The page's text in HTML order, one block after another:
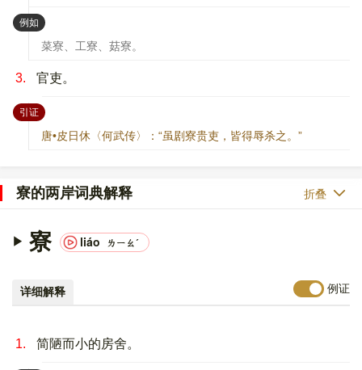
例如 ：
菜寮、工寮、菇寮。
3. 官吏。
引证：
唐•皮日休〈何武传〉：“虽剧寮贵吏，皆得辱杀之。”
寮的两岸词典解释 折叠
寮 liáo ㄌㄧㄠˊ
详细解释 例证
1. 简陋而小的房舍。